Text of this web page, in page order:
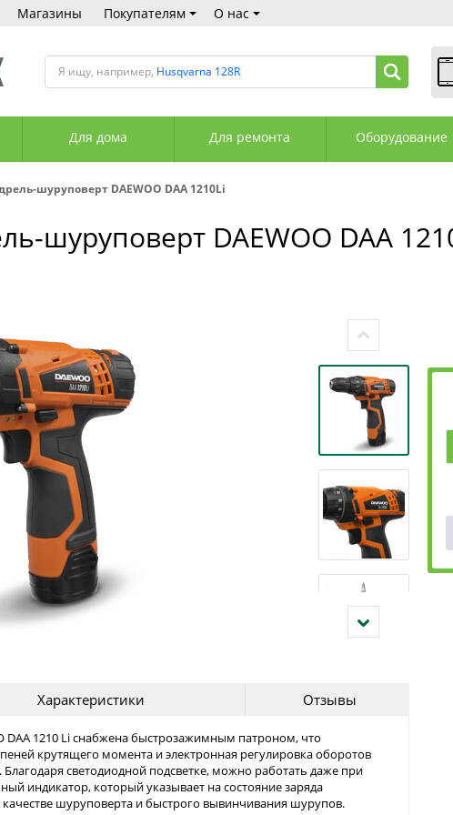
Магазины Покупателям О нас
Я ищу, например, Husqvarna 128R
Для дома Для ремонта Оборудование
шуруповерт DAEWOO DAA 1210Li
шуруповерт DAEWOO DAA
Характеристики Отзывы
DAA 1210 Li снабжена быстрозажимным патроном, что
крутящего момента и электронная регулировка оборотов
светодиодной подсветке, можно работать даже при
индикатор, который указывает на состояние заряда
качестве шуруповерта и быстрого вывинчивания шурупов.